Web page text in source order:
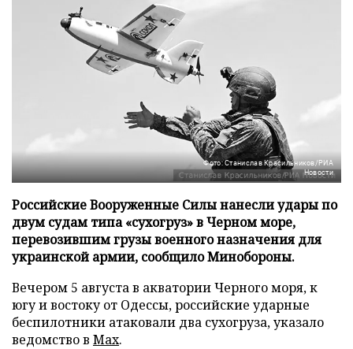
Фото: Станислав Красильников/РИА
Новости
Российские Вооруженные Силы нанесли удары по
двум судам типа «сухогруз» в Черном море,
перевозившим грузы военного назначения для
украинской армии, сообщило Минобороны.
Вечером 5 августа в акватории Черного моря, к
югу и востоку от Одессы, российские ударные
беспилотники атаковали два сухогруза, указало
ведомство в Max.